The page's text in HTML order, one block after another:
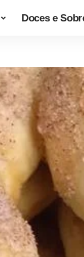
Doces e